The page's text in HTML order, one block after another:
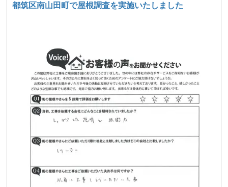
都筑区南山田町で屋根調査を実施いたしました